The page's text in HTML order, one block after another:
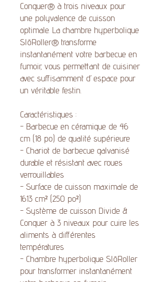
Conquer® à trois niveaux pour
une polyvalence de cuisson
optimale. La chambre hyperbolique
SlōRoller® transforme
instantanément votre barbecue en
fumoir, vous permettant de cuisiner
avec suffisamment d’espace pour
un véritable festin.
Caractéristiques :
- Barbecue en céramique de 46
cm (18 po) de qualité supérieure
- Chariot de barbecue galvanisé
durable et résistant avec roues
verrouillables
- Surface de cuisson maximale de
1613 cm² (250 po²)
- Système de cuisson Divide &
Conquer à 3 niveaux pour cuire les
aliments à différentes
températures
- Chambre hyperbolique SlōRoller
pour transformer instantanément